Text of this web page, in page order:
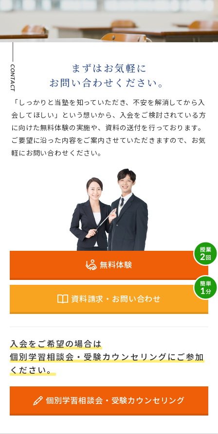
学習に関するご要望をお伺いします。お子さまの現在の成績や、大
学・高校・中学受験に向けた進路相談も承りますので、学習面でのお
悩み事など何でもお話しください。
03 個別学習カリキュラムで
相談会の結果から、お子さま専用のプラン・カリキュラムと担当講師
をご提案します。授業を2回、無料で体験できますので、講師との相
性も確認できます。
04
お子さま専用のカリキュラム・講師でいよいよ授業開始です。学習法
の指導をはじめ、独自の意欲喚起指導でやる気を引き出し、好スター
「これなら成績が上がりそう」と納得いただ
けたら、初めて入会！
力をあわせて一緒に志望校合格を目指しまし
CONTACT
まずはお気軽に
お問い合わせください。
「しっかりと当塾を知っていただき、不安を解消してから入
会してほしい」という想いから、入会をご検討されている方
に向けた無料体験の実施や、資料の送付を行っております。
ご要望に沿った内容をご案内させていただきますので、お気
軽にお問い合わせください。
無料体験
資料請求・お問い合わせ
入会をご希望の場合は
個別学習相談会・受験カウンセリングにご参加
ください。
個別学習相談会・受験カウンセリング